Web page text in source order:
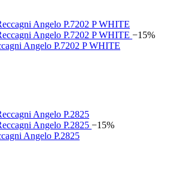
−15%
Angelo P.7202 P WHITE
−15%
Angelo P.2825